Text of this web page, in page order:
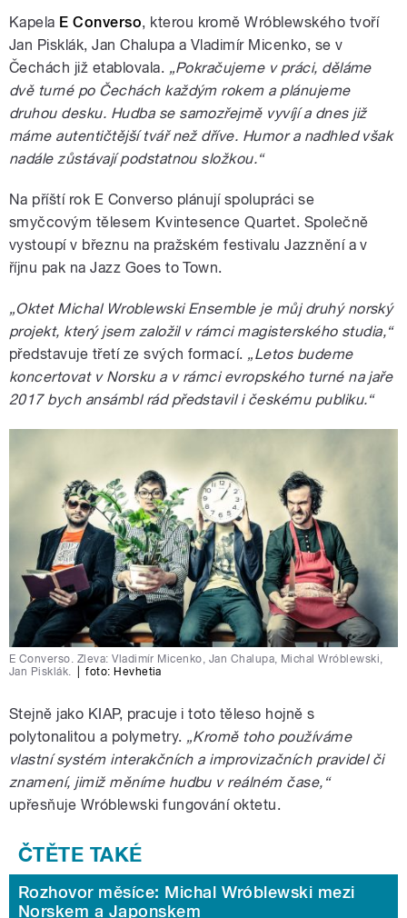
Kapela E Converso, kterou kromě Wróblewského tvoří
Jan Pisklák, Jan Chalupa a Vladimír Micenko, se v
Čechách již etablovala. „Pokračujeme v práci, děláme
dvě turné po Čechách každým rokem a plánujeme
druhou desku. Hudba se samozřejmě vyvíjí a dnes již
máme autentičtější tvář než dříve. Humor a nadhled však
nadále zůstávají podstatnou složkou.“
Na příští rok E Converso plánují spolupráci se
smyčcovým tělesem Kvintesence Quartet. Společně
vystoupí v březnu na pražském festivalu Jazznění a v
říjnu pak na Jazz Goes to Town.
„Oktet Michal Wroblewski Ensemble je můj druhý norský
projekt, který jsem založil v rámci magisterského studia,“
představuje třetí ze svých formací. „Letos budeme
koncertovat v Norsku a v rámci evropského turné na jaře
2017 bych ansámbl rád představil i českému publiku.“
E Converso. Zleva: Vladimír Micenko, Jan Chalupa, Michal Wróblewski,
Jan Pisklák.
foto: Hevhetia
Stejně jako KIAP, pracuje i toto těleso hojně s
polytonalitou a polymetry. „Kromě toho používáme
vlastní systém interakčních a improvizačních pravidel či
znamení, jimiž měníme hudbu v reálném čase,“
upřesňuje Wróblewski fungování oktetu.
Rozhovor měsíce: Michal Wróblewski mezi
Norskem a Japonskem